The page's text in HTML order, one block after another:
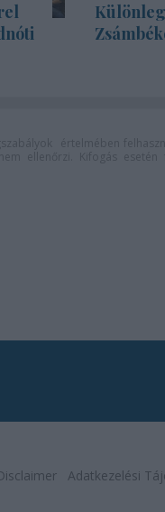
Adatkezelési